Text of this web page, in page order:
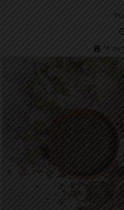
14 de